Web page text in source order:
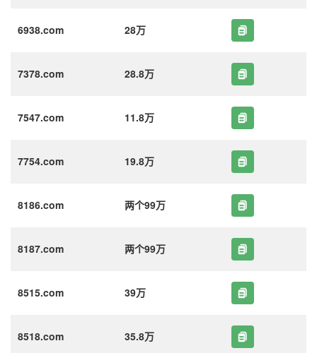
6938.com 28万
7378.com 28.8万
7547.com 11.8万
7754.com 19.8万
8186.com 两个99万
8187.com 两个99万
8515.com 39万
8518.com 35.8万